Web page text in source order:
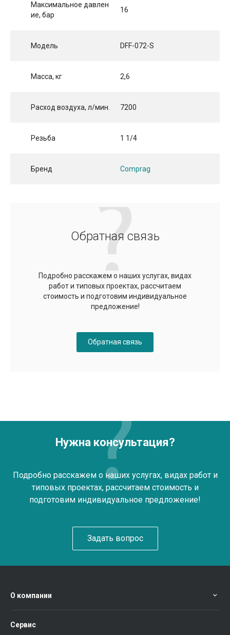
Максимальное давлен
ие, бар
16
Модель DFF-072-S
Масса, кг 2,6
Расход воздуха, л/мин. 7200
Резьба 1 1/4
Бренд Comprag
Обратная связь
Подробно расскажем о наших услугах, видах
работ и типовых проектах, рассчитаем
стоимость и подготовим индивидуальное
предложение!
Обратная связь
Нужна консультация?
Подробно расскажем о наших услугах, видах работ и
типовых проектах, рассчитаем стоимость и
подготовим индивидуальное предложение!
Задать вопрос
О компании
Сервис